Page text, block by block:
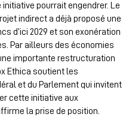
pourrait engendrer. Le
indirect a déjà proposé une
d’ici 2029 et son exonération
Par ailleurs des économies
importante restructuration
Ethica soutient les
et du Parlement qui invitent
cette initiative aux
la prise de position.